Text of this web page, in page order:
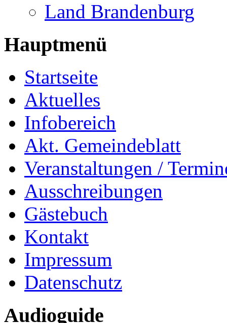
Land Brandenburg
Hauptmenü
Startseite
Aktuelles
Infobereich
Akt. Gemeindeblatt
Veranstaltungen /
Ausschreibungen
Gästebuch
Kontakt
Impressum
Datenschutz
Audioguide